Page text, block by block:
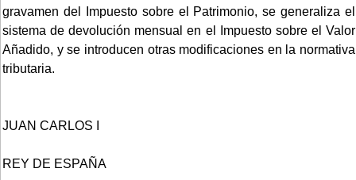
gravamen del Impuesto sobre el Patrimonio, se generaliza el
sistema de devolución mensual en el Impuesto sobre el Valor
Añadido, y se introducen otras modificaciones en la normativa
tributaria.
JUAN CARLOS I
REY DE ESPAÑA